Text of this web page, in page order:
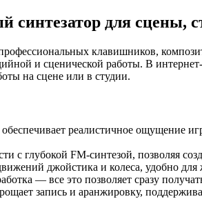
синтезатор для сцены,
клавишников,
и сценической работы. В
на сцене или в студии.
обеспечивает реалистичное ощущение
с глубокой FM-синтезой, позволяя
джойстика и колеса, удобно
— все это позволяет сразу
запись и аранжировку,